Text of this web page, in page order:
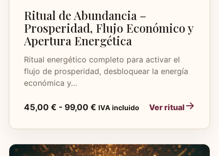
Ritual de Abundancia –
Prosperidad, Flujo Económico y
Apertura Energética
Ritual energético completo para activar el
flujo de prosperidad, desbloquear la energía
económica y…
45,00 € - 99,00 € Rango
desde
IVA incluido Ver ritual